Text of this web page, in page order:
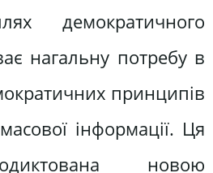
демократичного
нагальну потребу в
принципів
інформації. Ця
новою